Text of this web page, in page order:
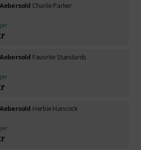
Charlie Parker
Favorite Standards
Herbie Hancock